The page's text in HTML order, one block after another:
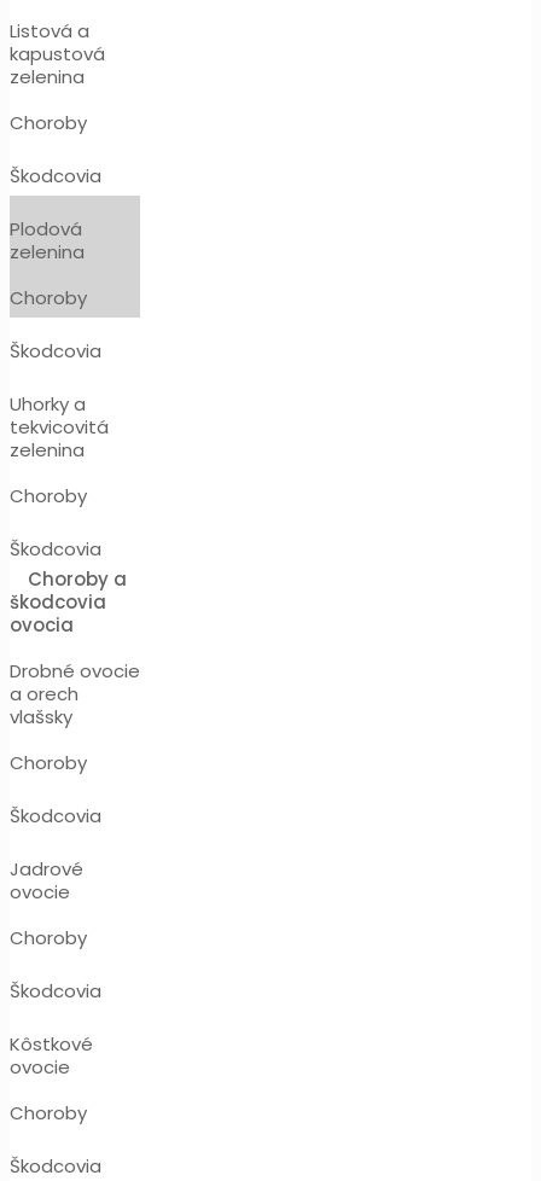
Listová a
kapustová
zelenina
Choroby
Škodcovia
Plodová
zelenina
Choroby
Škodcovia
Uhorky a
tekvicovitá
zelenina
Choroby
Škodcovia
Choroby a
škodcovia
ovocia
Drobné ovocie
a orech
vlašsky
Choroby
Škodcovia
Jadrové
ovocie
Choroby
Škodcovia
Kôstkové
ovocie
Choroby
Škodcovia